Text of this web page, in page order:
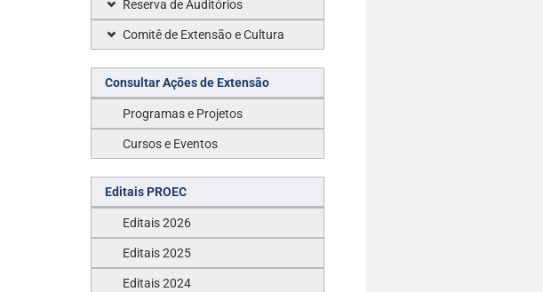
Reserva de Auditórios
Comitê de Extensão e Cultura
Consultar Ações de Extensão
Programas e Projetos
Cursos e Eventos
Editais PROEC
Editais 2026
Editais 2025
Editais 2024